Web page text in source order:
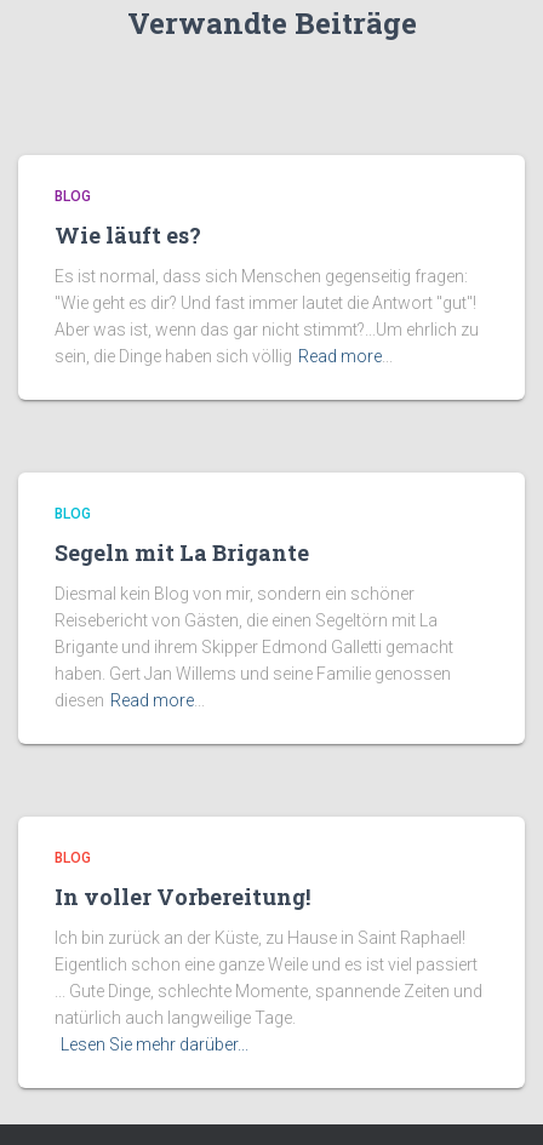
Verwandte Beiträge
BLOG
Wie läuft es?
Es ist normal, dass sich Menschen gegenseitig fragen:
"Wie geht es dir? Und fast immer lautet die Antwort "gut"!
Aber was ist, wenn das gar nicht stimmt?...Um ehrlich zu
sein, die Dinge haben sich völlig Read more...
BLOG
Segeln mit La Brigante
Diesmal kein Blog von mir, sondern ein schöner
Reisebericht von Gästen, die einen Segeltörn mit La
Brigante und ihrem Skipper Edmond Galletti gemacht
haben. Gert Jan Willems und seine Familie genossen
diesen Read more...
BLOG
In voller Vorbereitung!
Ich bin zurück an der Küste, zu Hause in Saint Raphael!
Eigentlich schon eine ganze Weile und es ist viel passiert
... Gute Dinge, schlechte Momente, spannende Zeiten und
natürlich auch langweilige Tage.
Lesen Sie mehr darüber...